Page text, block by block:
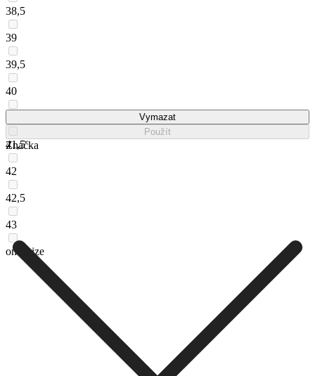
38,5
39
39,5
40
41,5
42
42,5
43
one_size
Vymazat
Použít
Značka